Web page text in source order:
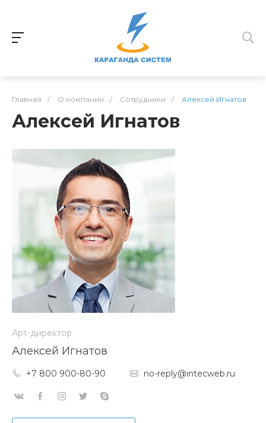
Главная / О компании / Сотрудники / Алексей Игнатов
Алексей Игнатов
Арт-директор
Алексей Игнатов
+7 800 900-80-90 no-reply@intecweb.ru